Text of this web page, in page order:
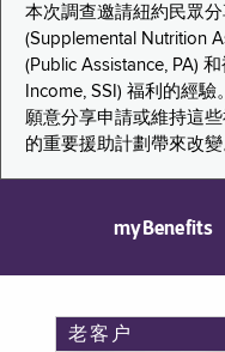
本次調查邀請紐約民眾
(Supplemental Nutrition
(Public Assistance, PA)
Income, SSI) 福利的經
願意分享申請或維持這
的重要援助計劃帶來改變
myBenefits
老客户